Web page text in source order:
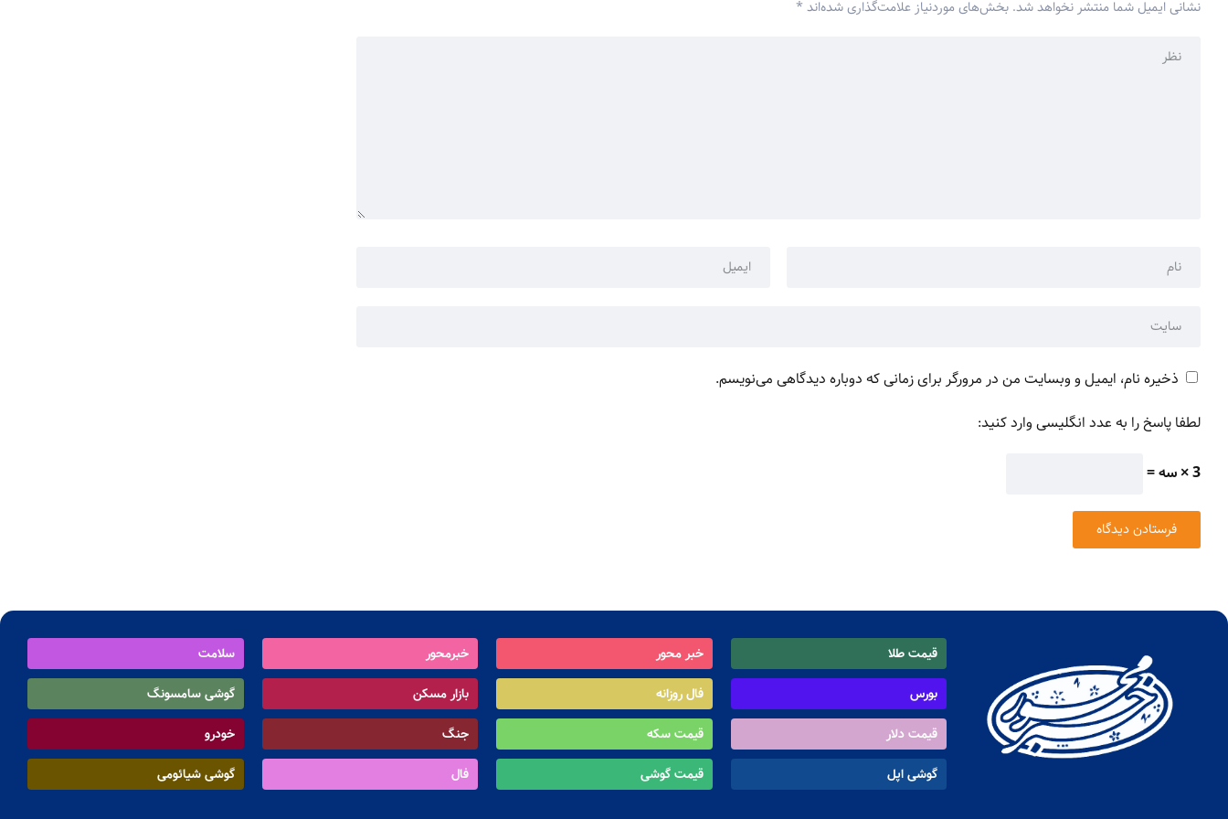
نشانی ایمیل شما منتشر نخواهد شد. بخش‌های موردنیاز علامت‌گذاری شده‌اند *
ذخیره نام، ایمیل و وبسایت من در مرورگر برای زمانی که دوباره دیدگاهی می‌نویسم.
لطفا پاسخ را به عدد انگلیسی وارد کنید:
3 × سه =
قیمت طلا خبر محور خبرمحور
سلامت
بورس
فال روزانه بازار مسکن
گوشی سامسونگ
قیمت دلار
قیمت سکه جنگ
خودرو
گوشی اپل
قیمت گوشی فال گوشی شیائومی